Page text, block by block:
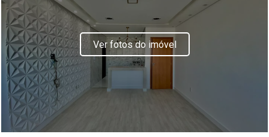
Ver fotos do imóvel